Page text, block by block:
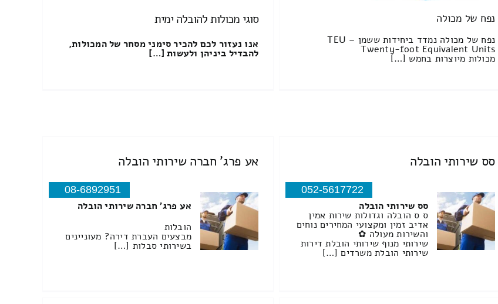
נפח של מכולה
נפח של מכולה נמדד ביחידות ששמן TEU –
Twenty-foot Equivalent Units
מכולות מיוצרות בחמש […]
סוגי מכולות להובלה ימית
אנו נעזור לכם להכיר סימני מסחר של המכולות,
להבדיל ביניהן ולעשות […]
סס שירותי הובלה
052-5617722
סס שירותי הובלה
ס ס הובלה וגדולות שירות אמין
אדיב זמין ומקצועי המחירים נוחים
והשירות מעולה ✿
שירותי מנוף שירותי הובלת דירות
שירותי הובלת משרדים […]
אע פרג' חברה שירותי הובלה
08-6892951
אע פרג' חברה שירותי הובלה
הובלות
מבצעים העברת דירה? מעוניינים
בשירותי סבלות […]